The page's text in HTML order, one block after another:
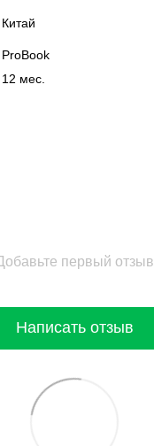
Китай
ProBook
12 мес.
первый отзыв
Написать отзыв